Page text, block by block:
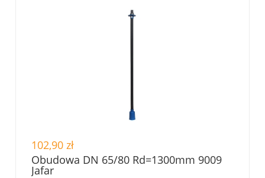
102,90 zł
Obudowa DN 65/80 Rd=1300mm 9009
Jafar